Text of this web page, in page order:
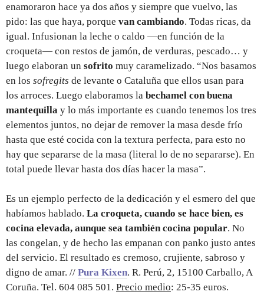
enamoraron hace ya dos años y siempre que vuelvo, las
pido: las que haya, porque van cambiando. Todas ricas, da
igual. Infusionan la leche o caldo —en función de la
croqueta— con restos de jamón, de verduras, pescado… y
luego elaboran un sofrito muy caramelizado. “Nos basamos
en los sofregits de levante o Cataluña que ellos usan para
los arroces. Luego elaboramos la bechamel con buena
mantequilla y lo más importante es cuando tenemos los tres
elementos juntos, no dejar de remover la masa desde frío
hasta que esté cocida con la textura perfecta, para esto no
hay que separarse de la masa (literal lo de no separarse). En
total puede llevar hasta dos días hacer la masa”.
Es un ejemplo perfecto de la dedicación y el esmero del que
habíamos hablado. La croqueta, cuando se hace bien, es
cocina elevada, aunque sea también cocina popular. No
las congelan, y de hecho las empanan con panko justo antes
del servicio. El resultado es cremoso, crujiente, sabroso y
digno de amar. // Pura Kixen. R. Perú, 2, 15100 Carballo, A
Coruña. Tel. 604 085 501. Precio medio: 25-35 euros.